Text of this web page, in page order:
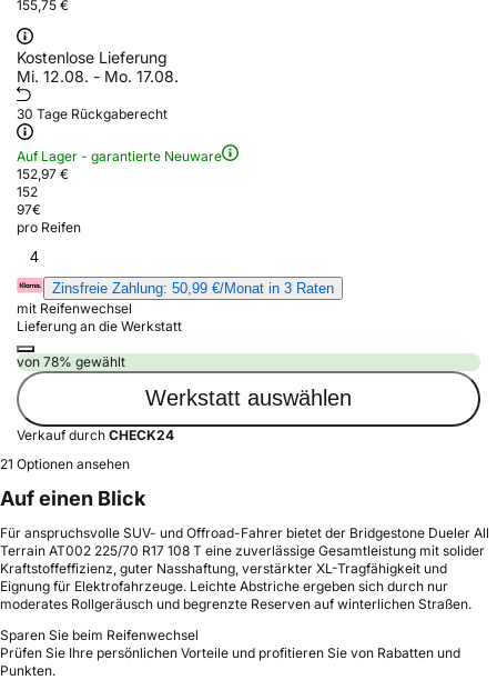
155,75 €
Kostenlose Lieferung
Mi. 12.08. - Mo. 17.08.
30 Tage Rückgaberecht
Auf Lager - garantierte Neuware
152,97 €
152
97€
pro Reifen
4
Zinsfreie Zahlung: 50,99 €/Monat in 3 Raten
mit Reifenwechsel
Lieferung an die Werkstatt
von 78% gewählt
Werkstatt auswählen
Verkauf durch CHECK24
21 Optionen ansehen
Auf einen Blick
Für anspruchsvolle SUV- und Offroad-Fahrer bietet der Bridgestone Dueler All
Terrain AT002 225/70 R17 108 T eine zuverlässige Gesamtleistung mit solider
Kraftstoffeffizienz, guter Nasshaftung, verstärkter XL-Tragfähigkeit und
Eignung für Elektrofahrzeuge. Leichte Abstriche ergeben sich durch nur
moderates Rollgeräusch und begrenzte Reserven auf winterlichen Straßen.
Sparen Sie beim Reifenwechsel
Prüfen Sie Ihre persönlichen Vorteile und profitieren Sie von Rabatten und
Punkten.